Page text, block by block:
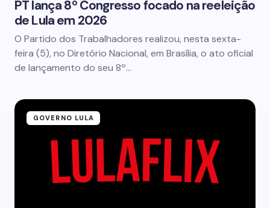
PT lança 8º Congresso focado na reeleição
de Lula em 2026
O Partido dos Trabalhadores realizou, nesta sexta-
feira (5), no Diretório Nacional, em Brasília, o ato oficial
de lançamento do seu 8º…
GOVERNO LULA